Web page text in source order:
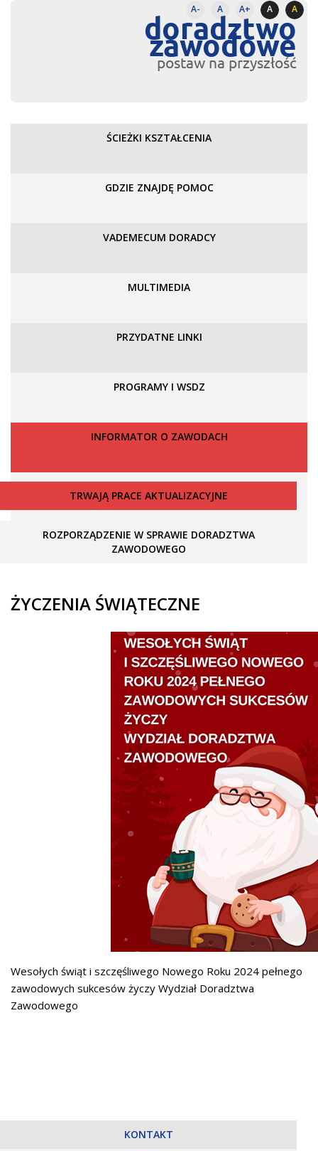
A- A A+ A A
doradztwo
zawodowe
postaw na przyszłość
ŚCIEŻKI KSZTAŁCENIA
GDZIE ZNAJDĘ POMOC
VADEMECUM DORADCY
MULTIMEDIA
PRZYDATNE LINKI
PROGRAMY I WSDZ
INFORMATOR O ZAWODACH
TRWAJĄ PRACE AKTUALIZACYJNE
ROZPORZĄDZENIE W SPRAWIE DORADZTWA
ZAWODOWEGO
ŻYCZENIA ŚWIĄTECZNE
Wesołych świąt i szczęśliwego Nowego Roku 2024 pełnego
zawodowych sukcesów życzy Wydział Doradztwa
Zawodowego
KONTAKT